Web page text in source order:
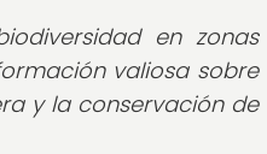
en zonas
valiosa sobre
y la conservación de